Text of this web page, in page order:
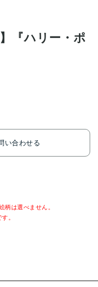
『ハリー・ポ
い合わせる
は選べません。
。